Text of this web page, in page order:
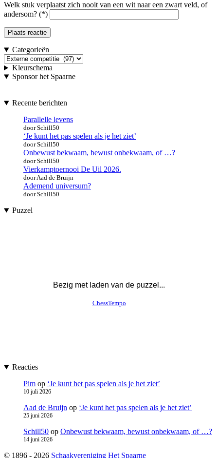
Welk stuk verplaatst zich nooit van een wit naar een zwart veld, of
andersom? (*)
Categorieën
Categorieën
Kleurschema
Sponsor het Spaarne
Recente berichten
Parallelle levens
door Schill50
‘Je kunt het pas spelen als je het ziet’
door Schill50
Onbewust bekwaam, bewust onbekwaam, of …?
door Schill50
Vierkamptoernooi De Uil 2026.
door Aad de Bruijn
Ademend universum?
door Schill50
Puzzel
Reacties
Pim op ‘Je kunt het pas spelen als je het ziet’
10 juli 2026
Aad de Bruijn op ‘Je kunt het pas spelen als je het ziet’
25 juni 2026
Schill50 op Onbewust bekwaam, bewust onbekwaam, of …?
14 juni 2026
© 1896 - 2026 Schaakvereniging Het Spaarne